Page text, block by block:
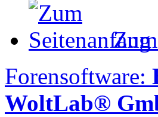
Forensoftware:
WoltLab®